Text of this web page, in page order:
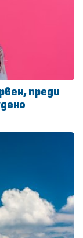
преди